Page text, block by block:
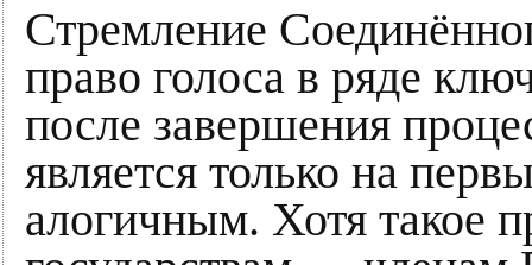
Стремление
право голоса в ряде
после завершения
является только на
алогичным. Хотя такое